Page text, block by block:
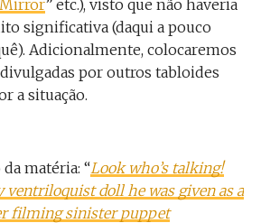
” etc.), visto que não haveria
significativa (daqui a pouco
Adicionalmente, colocaremos
por outros tabloides
a situação.
matéria: “Look who’s talking!
ventriloquist doll he was given as a
filming sinister puppet